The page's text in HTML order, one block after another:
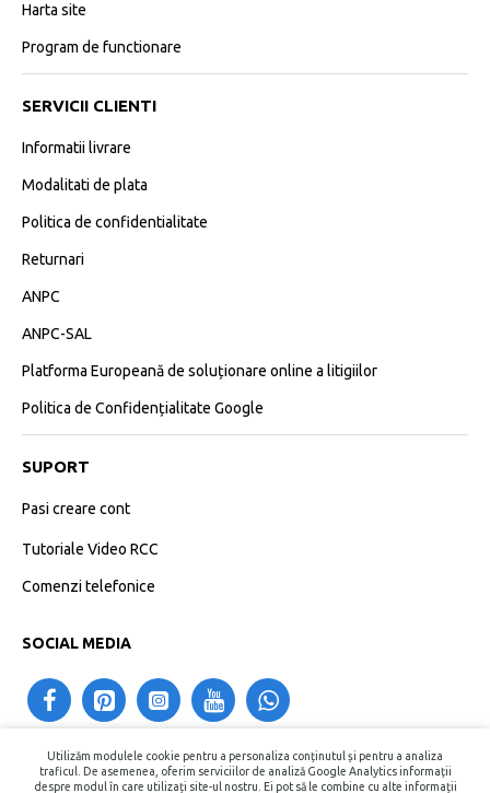
Utilizăm modulele cookie pentru a personaliza conținutul și pentru a analiza
traficul. De asemenea, oferim serviciilor de analiză Google Analytics informații
despre modul în care utilizați site-ul nostru. Ei pot să le combine cu alte informații
Harta site
Program de functionare
SERVICII CLIENTI
Informatii livrare
Modalitati de plata
Politica de confidentialitate
Returnari
ANPC
ANPC-SAL
Platforma Europeană de soluționare online a litigiilor
Politica de Confidențialitate Google
SUPORT
Pasi creare cont
Tutoriale Video RCC
Comenzi telefonice
SOCIAL MEDIA
contact@recipientecosmetice.ro